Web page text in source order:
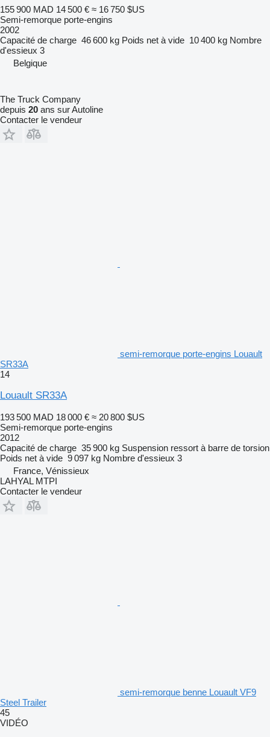
155 900 MAD 14 500 € ≈ 16 750 $US
Semi-remorque porte-engins
2002
Capacité de charge 46 600 kg Poids net à vide 10 400 kg Nombre
d'essieux 3
Belgique
The Truck Company
depuis 20 ans sur Autoline
Contacter le vendeur
semi-remorque porte-engins Louault
SR33A
14
Louault SR33A
193 500 MAD 18 000 € ≈ 20 800 $US
Semi-remorque porte-engins
2012
Capacité de charge 35 900 kg Suspension ressort à barre de torsion
Poids net à vide 9 097 kg Nombre d'essieux 3
France, Vénissieux
LAHYAL MTPI
Contacter le vendeur
semi-remorque benne Louault VF9
Steel Trailer
45
VIDÉO